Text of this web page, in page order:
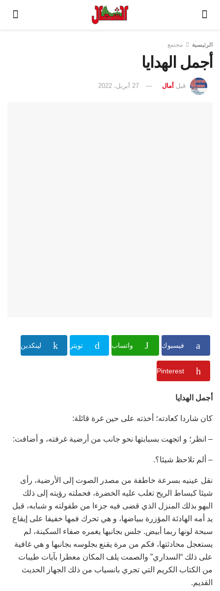
الرئيسية مجتمع
أجمل الهدايا
قبل أمال 27 أبريل، 2022
فيسبوك واتساب تويتر لينكدين
Pinterest
أجمل الهدايا
كان شاردا كعادته؛ أخذته على حين غرة قائلة:
– انظر؛ و اتجهت بسبابتها نحو جانب من أرضية غرفته، و أضافت:
– ألم تلاحظ شيئا؟.
نقل عينيه بسرعة خاطفة من مصدر الصوت إلى الأرضية، رأى
شيئا كبساط الريح تغلب عليه الخضرة، فحملته رؤيته إلى ذلك
البهو بذلك المنزل الذي قضى فيه جزءا من طفولته و شبابه، قبل
يد أمه الهادئة المؤزرة ببياضها، و هي تحرك فمها خفيفا على إيقاع
سبحة لونها ربما أبيض. جلس بجانبها يغمره صفاء السكينة، لم
يستعجل محادثتها، فكم من مرة يقنع بجلوسه بجانبها و هي غافية
على ذلك “السداري” والصمت يلف المكان معطرا بآيات طيبات
من الكتاب الكريم التي تجري بانسياب من ذلك الجهاز الحديث
القديم.